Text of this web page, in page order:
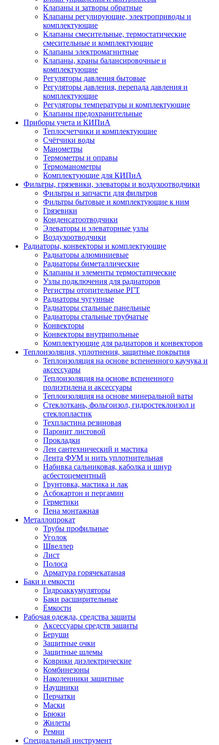
Клапаны и затворы обратные
Клапаны регулирующие, электроприводы и
комплектующие
Клапаны смесительные, термостатические
смесительные и комплектующие
Клапаны электромагнитные
Клапаны, краны балансировочные и
комплектующие
Регуляторы давления бытовые
Регуляторы давления, перепада давления и
комплектующие
Регуляторы температуры и комплектующие
Клапаны предохранительные
Приборы учета и КИПиА
Теплосчетчики и комплектующие
Счётчики воды
Манометры
Термометры и оправы
Термоманометры
Комплектующие для КИПиА
Фильтры, грязевики, элеваторы и воздухоотводчики
Фильтры и запчасти для фильтров
Фильтры бытовые и комплектующие к ним
Грязевики
Конденсатоотводчики
Элеваторы и элеваторные узлы
Воздухоотводчики
Радиаторы, конвекторы и комплектующие
Радиаторы алюминиевые
Радиаторы биметаллические
Клапаны и элементы термостатические
Узлы подключения для радиаторов
Регистры отопительные РГТ
Радиаторы чугунные
Радиаторы стальные панельные
Радиаторы стальные трубчатые
Конвекторы
Конвекторы внутрипольные
Комплектующие для радиаторов и конвекторов
Теплоизоляция, уплотнения, защитные покрытия
Теплоизоляция на основе вспененного каучука и
аксессуары
Теплоизоляция на основе вспененного
полиэтилена и аксессуары
Теплоизоляция на основе минеральной ваты
Стеклоткань, фольгоизол, гидростеклоизол и
стеклопластик
Техпластина резиновая
Паронит листовой
Прокладки
Лен сантехнический и мастика
Лента ФУМ и нить уплотнительная
Набивка сальниковая, каболка и шнур
асбестоцементный
Грунтовка, мастика и лак
Асбокартон и пергамин
Герметики
Пена монтажная
Металлопрокат
Трубы профильные
Уголок
Швеллер
Лист
Полоса
Арматура горячекатаная
Баки и емкости
Гидроаккумуляторы
Баки расширительные
Ёмкости
Рабочая одежда, средства защиты
Аксессуары средств защиты
Беруши
Защитные очки
Защитные шлемы
Коврики диэлектрические
Комбинезоны
Наколенники защитные
Наушники
Перчатки
Маски
Брюки
Жилеты
Ремни
Специальный инструмент